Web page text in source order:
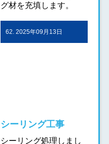
グ材を充填します。
62. 2025年09月13日
シーリング工事
シーリング処理しまし